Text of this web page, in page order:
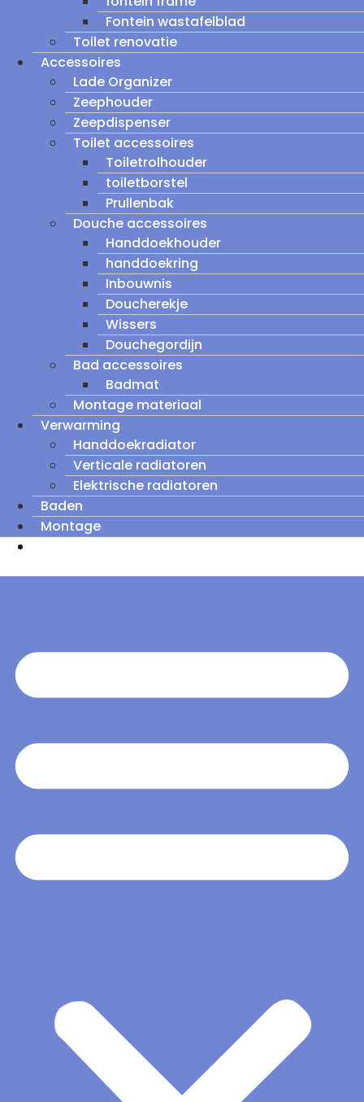
Fontein wastafelblad
Toilet renovatie
Accessoires
Lade Organizer
Zeephouder
Zeepdispenser
Toilet accessoires
Toiletrolhouder
toiletborstel
Prullenbak
Douche accessoires
Handdoekhouder
handdoekring
Inbouwnis
Doucherekje
Wissers
Douchegordijn
Bad accessoires
Badmat
Montage materiaal
Verwarming
Handdoekradiator
Verticale radiatoren
Elektrische radiatoren
Baden
Montage